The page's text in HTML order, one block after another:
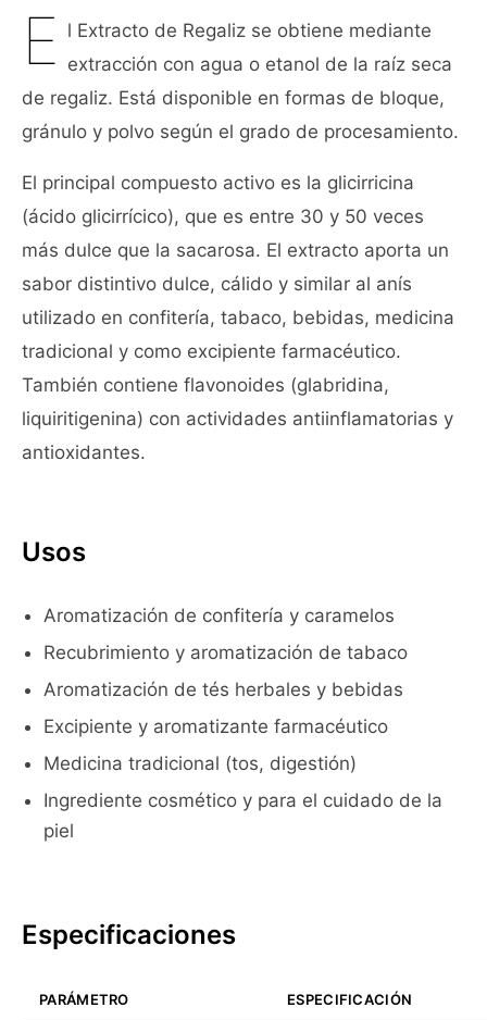
E l Extracto de Regaliz se obtiene mediante
extracción con agua o etanol de la raíz seca
de regaliz. Está disponible en formas de bloque,
gránulo y polvo según el grado de procesamiento.
El principal compuesto activo es la glicirricina
(ácido glicirrícico), que es entre 30 y 50 veces
más dulce que la sacarosa. El extracto aporta un
sabor distintivo dulce, cálido y similar al anís
utilizado en confitería, tabaco, bebidas, medicina
tradicional y como excipiente farmacéutico.
También contiene flavonoides (glabridina,
liquiritigenina) con actividades antiinflamatorias y
antioxidantes.
Usos
Aromatización de confitería y caramelos
Recubrimiento y aromatización de tabaco
Aromatización de tés herbales y bebidas
Excipiente y aromatizante farmacéutico
Medicina tradicional (tos, digestión)
Ingrediente cosmético y para el cuidado de la
piel
Especificaciones
PARÁMETRO ESPECIFICACIÓN